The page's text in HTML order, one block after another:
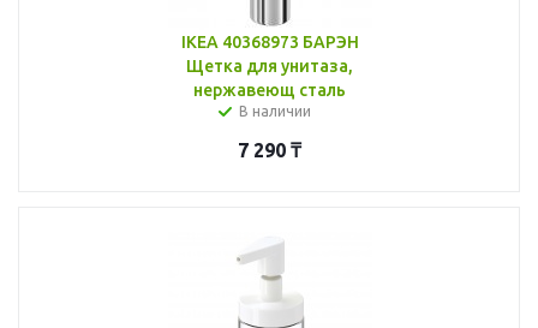
IKEA 40368973 БАРЭН
Щетка для унитаза,
нержавеющ сталь
В наличии
7 290 ₸